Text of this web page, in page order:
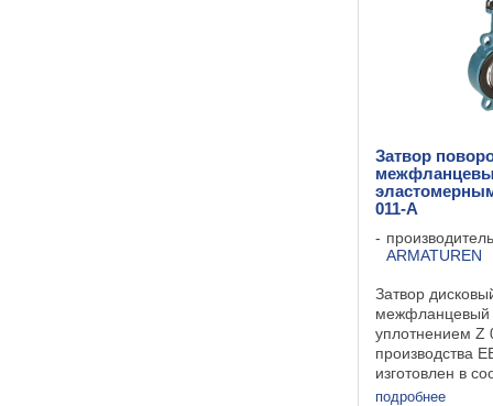
Затвор
011-A
ARMATUREN
Затвор
межфланцевый
уплотнением Z
производства
изготовлен в
593.
подробнее